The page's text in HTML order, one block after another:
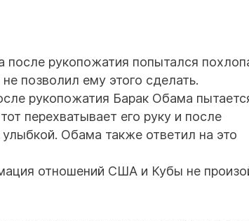
рукопожатия попытался
позволил ему этого сделать.
рукопожатия Барак Обама
перехватывает его руку и после
Обама также ответил на это
отношений США и Кубы не